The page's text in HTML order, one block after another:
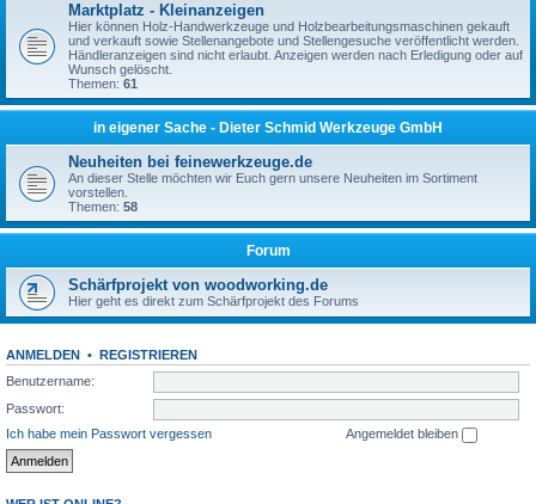
Marktplatz - Kleinanzeigen
Hier können Holz-Handwerkzeuge und Holzbearbeitungsmaschinen gekauft
und verkauft sowie Stellenangebote und Stellengesuche veröffentlicht werden.
Händleranzeigen sind nicht erlaubt. Anzeigen werden nach Erledigung oder auf
Wunsch gelöscht.
Themen: 61
in eigener Sache - Dieter Schmid Werkzeuge GmbH
Neuheiten bei feinewerkzeuge.de
An dieser Stelle möchten wir Euch gern unsere Neuheiten im Sortiment
vorstellen.
Themen: 58
Forum
Schärfprojekt von woodworking.de
Hier geht es direkt zum Schärfprojekt des Forums
ANMELDEN • REGISTRIEREN
Benutzername:
Passwort:
Ich habe mein Passwort vergessen
Angemeldet bleiben